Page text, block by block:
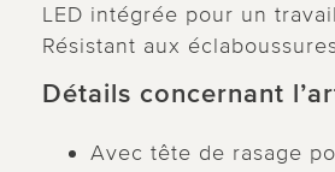
LED intégrée pour un
Résistant aux
Détails concernant
Avec tête de rasage